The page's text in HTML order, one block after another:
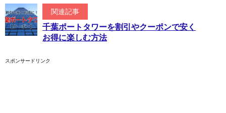
関連記事
千葉ポートタワーを割引やクーポンで安く
お得に楽しむ方法
スポンサードリンク